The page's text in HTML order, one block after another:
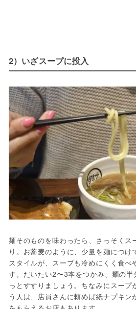
2）いざスープに投入
麺そのものを味わったら、さっそくス
り。お蕎麦のように、少量を麺につけ
スタイルが、スープも冷めにくく食べ
す。だいたい2〜3本をつかみ、麺の半
っとすすりましょう。ちなみにスープ
う人は、店員さんに頼めば紙ナプキン